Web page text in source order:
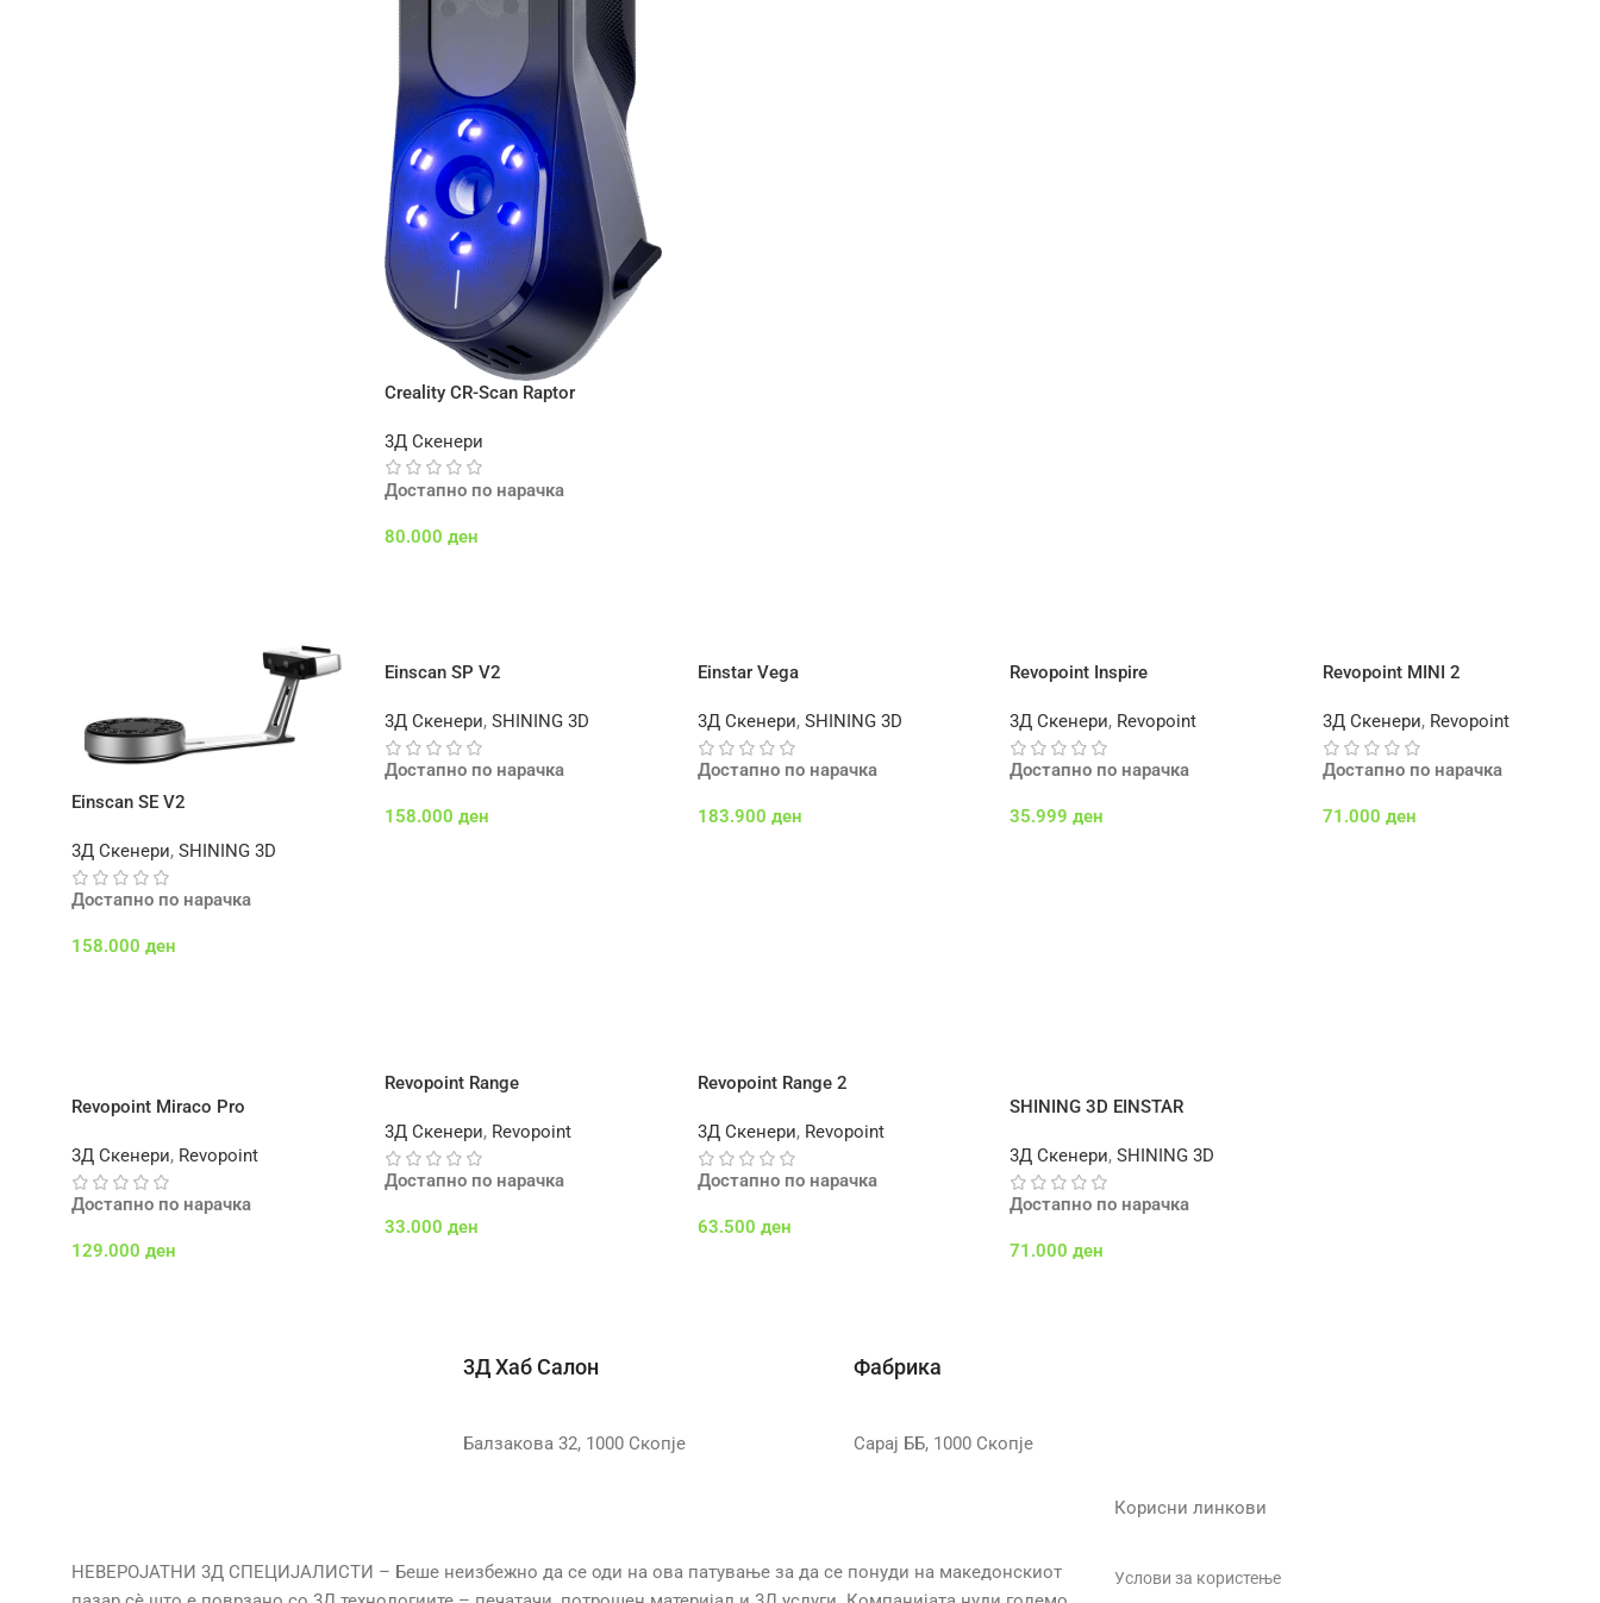
Creality CR-Scan Raptor
3Д Скенери
Достапно по нарачка
80.000 ден
Einscan SE V2
3Д Скенери, SHINING 3D
Достапно по нарачка
158.000 ден
Einscan SP V2
3Д Скенери, SHINING 3D
Достапно по нарачка
158.000 ден
Einstar Vega
3Д Скенери, SHINING 3D
Достапно по нарачка
183.900 ден
Revopoint Inspire
3Д Скенери, Revopoint
Достапно по нарачка
35.999ден
Revopoint MINI 2
3Д Скенери, Revopoint
Достапно по нарачка
71.000ден
Revopoint Miraco Pro
3Д Скенери, Revopoint
Достапно по нарачка
129.000 ден
Revopoint Range
3Д Скенери, Revopoint
Достапно по нарачка
33.000 ден
Revopoint Range 2
3Д Скенери, Revopoint
Достапно по нарачка
63.500 ден
SHINING 3D EINSTAR
3Д Скенери, SHINING 3D
Достапно по нарачка
71.000ден
3Д Хаб Салон
Балзакова 32, 1000 Скопје
Фабрика
Сарај ББ, 1000 Скопје
НЕВЕРОЈАТНИ 3Д СПЕЦИЈАЛИСТИ – Беше неизбежно да се оди на ова патување за да се понуди на македонскиот
Корисни линкови
Услови за користење